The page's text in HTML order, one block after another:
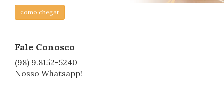
como chegar
Fale Conosco
(98) 9.8152-5240
Nosso Whatsapp!